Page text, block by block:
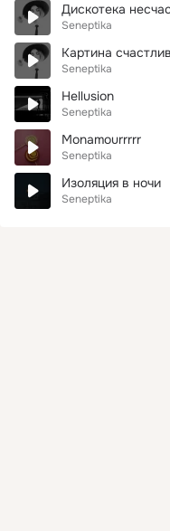
Дискотека
Seneptika
Картина
Seneptika
Hellusion
Seneptika
Monamourrrrr
Seneptika
Изоляция в ночи
Seneptika